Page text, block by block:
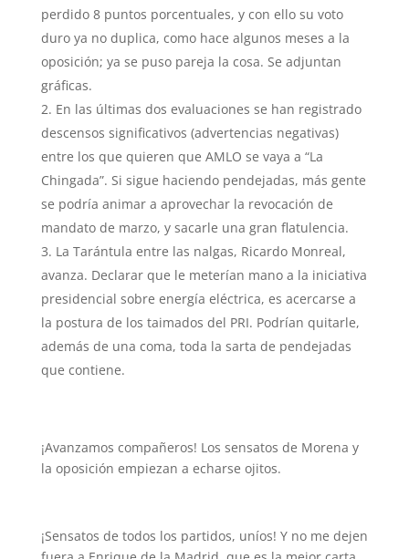
perdido 8 puntos porcentuales, y con ello su voto
duro ya no duplica, como hace algunos meses a la
oposición; ya se puso pareja la cosa. Se adjuntan
gráficas.
En las últimas dos evaluaciones se han registrado
descensos significativos (advertencias negativas)
entre los que quieren que AMLO se vaya a “La
Chingada”. Si sigue haciendo pendejadas, más gente
se podría animar a aprovechar la revocación de
mandato de marzo, y sacarle una gran flatulencia.
La Tarántula entre las nalgas, Ricardo Monreal,
avanza. Declarar que le meterían mano a la iniciativa
presidencial sobre energía eléctrica, es acercarse a
la postura de los taimados del PRI. Podrían quitarle,
además de una coma, toda la sarta de pendejadas
que contiene.
¡Avanzamos compañeros! Los sensatos de Morena y
la oposición empiezan a echarse ojitos.
¡Sensatos de todos los partidos, uníos! Y no me dejen